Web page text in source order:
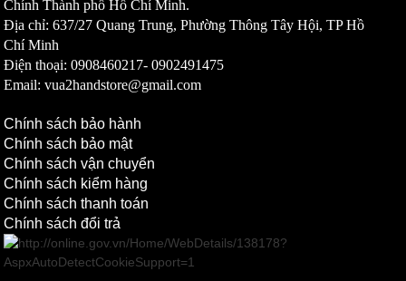
Chính Thành phố Hồ Chí Minh.
Địa chỉ: 637/27 Quang Trung, Phường Thông Tây Hội, TP Hồ
Chí Minh
Điện thoại: 0908460217-0902491475
Email: vua2handstore@gmail.com
Chính sách bảo hành
Chính sách bảo mật
Chính sách vận chuyển
Chính sách kiểm hàng
Chính sách thanh toán
Chính sách đổi trả